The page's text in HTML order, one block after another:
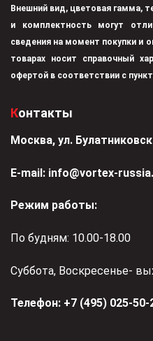
Внешний вид, цветовая гамма,
и комплектность могут
сведения на момент покупки и
товарах носит справочный
офертой в соответствии с
Контакты
Москва, ул.
Е-mail: info@vortex-
Режим работы:
По будням: 10.00-18.00
Суббота, Воскресенье-
Телефон: +7 (495) 025-50-